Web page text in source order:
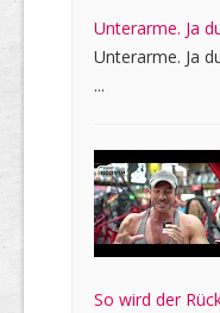
Unterarme. Ja
Unterarme. Ja
...
So wird der